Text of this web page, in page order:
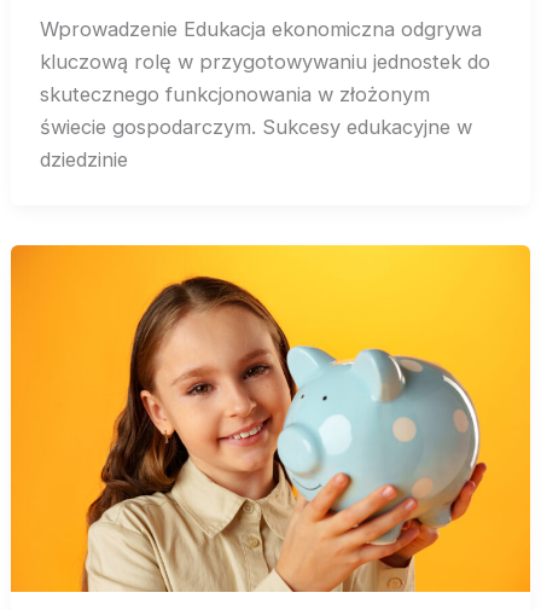
Wprowadzenie Edukacja ekonomiczna odgrywa
kluczową rolę w przygotowywaniu jednostek do
skutecznego funkcjonowania w złożonym
świecie gospodarczym. Sukcesy edukacyjne w
dziedzinie